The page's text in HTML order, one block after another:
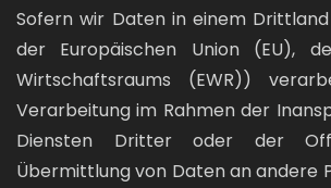
Sofern wir Daten in einem
der Europäischen Union (EU),
Wirtschaftsraums (EWR))
Verarbeitung im Rahmen der
Diensten Dritter oder der
Übermittlung von Daten an andere